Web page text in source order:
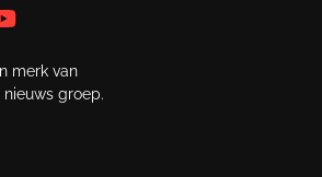
merk van
nieuws groep.